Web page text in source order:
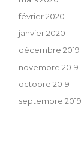
février 2020
janvier 2020
décembre 2019
novembre 2019
octobre 2019
septembre 2019